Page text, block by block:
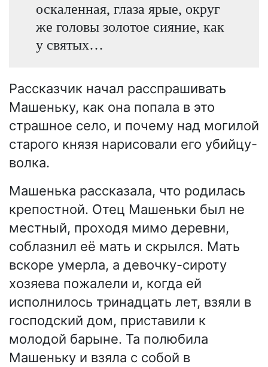
оскаленная, глаза ярые, округ
же головы золотое сияние, как
у святых…
Рассказчик начал расспрашивать
Машеньку, как она попала в это
страшное село, и почему над могилой
старого князя нарисовали его убийцу-
волка.
Машенька рассказала, что родилась
крепостной. Отец Машеньки был не
местный, проходя мимо деревни,
соблазнил её мать и скрылся. Мать
вскоре умерла, а девочку-сироту
хозяева пожалели и, когда ей
исполнилось тринадцать лет, взяли в
господский дом, приставили к
молодой барыне. Та полюбила
Машеньку и взяла с собой в